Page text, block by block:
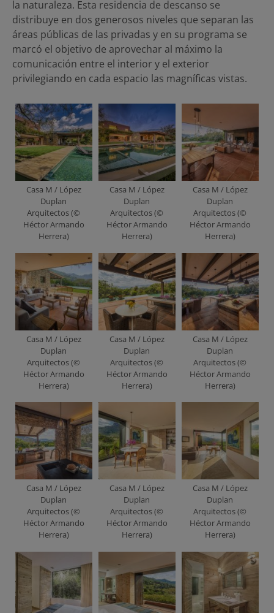
la naturaleza. Esta residencia de descanso se
distribuye en dos generosos niveles que separan las
áreas públicas de las privadas y en su programa se
marcó el objetivo de aprovechar al máximo la
comunicación entre el interior y el exterior
privilegiando en cada espacio las magníficas vistas.
Casa M / López
Duplan
Arquitectos (©
Héctor Armando
Herrera)
Casa M / López
Duplan
Arquitectos (©
Héctor Armando
Herrera)
Casa M / López
Duplan
Arquitectos (©
Héctor Armando
Herrera)
Casa M / López
Duplan
Arquitectos (©
Héctor Armando
Herrera)
Casa M / López
Duplan
Arquitectos (©
Héctor Armando
Herrera)
Casa M / López
Duplan
Arquitectos (©
Héctor Armando
Herrera)
Casa M / López
Duplan
Arquitectos (©
Héctor Armando
Herrera)
Casa M / López
Duplan
Arquitectos (©
Héctor Armando
Herrera)
Casa M / López
Duplan
Arquitectos (©
Héctor Armando
Herrera)